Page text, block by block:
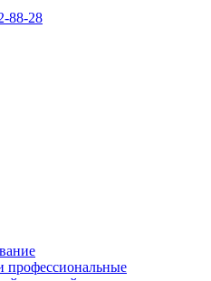
88-28
профессиональные